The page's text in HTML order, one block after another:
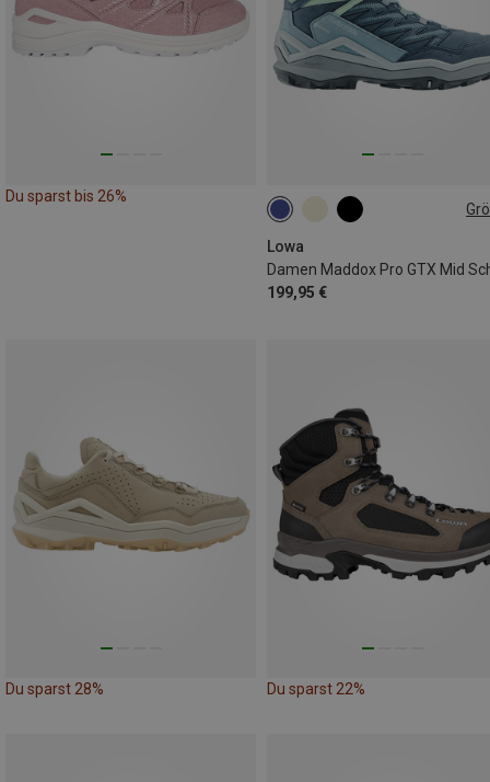
Du sparst bis 26%
Lowa
199,95 €
Du sparst 28% Du sparst 22%